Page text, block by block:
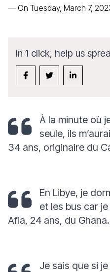
— On Tuesday, March 7,
In 1 click, help us
À la minute où
seule, ils
34 ans, originaire du
En Libye, je
et les bus car
Afia, 24 ans, du Ghana.
Je sais que si